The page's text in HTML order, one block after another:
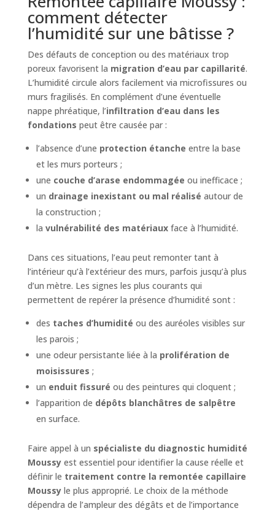
comment détecter
l’humidité sur une bâtisse ?
Des défauts de conception ou des matériaux trop
poreux favorisent la migration d’eau par capillarité.
L’humidité circule alors facilement via microfissures ou
murs fragilisés. En complément d’une éventuelle
nappe phréatique, l’infiltration d’eau dans les
fondations peut être causée par :
l’absence d’une protection étanche entre la base
et les murs porteurs ;
une couche d’arase endommagée ou inefficace ;
un drainage inexistant ou mal réalisé autour de
la construction ;
la vulnérabilité des matériauxface à l’humidité.
Dans ces situations, l’eau peut remonter tant à
l’intérieur qu’à l’extérieur des murs, parfois jusqu’à plus
d’un mètre. Les signes les plus courants qui
permettent de repérer la présence d’humidité sont :
des taches d’humidité ou des auréoles visibles sur
les parois ;
une odeur persistante liée à la prolifération de
moisissures ;
un enduit fissuré ou des peintures qui cloquent ;
l’apparition de dépôts blanchâtres de salpêtre
en surface.
Faire appel à un spécialiste du diagnostic humidité
Moussyest essentiel pour identifier la cause réelle et
définir le traitement contre la remontée capillaire
Moussyle plus approprié. Le choix de la méthode
dépendra de l’ampleur des dégâts et de l’importance